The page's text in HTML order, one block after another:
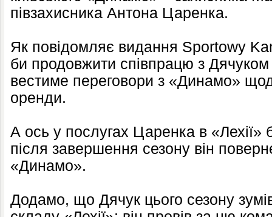
півзахисника Антона Царенка.
Як повідомляє видання Sportowy
би продовжити співпрацю з Дячуком
вестиме переговори з «Динамо»
оренди.
А ось у послугах Царенка в «Лехії»
після завершення сезону він
«Динамо».
Додамо, що Дячук цього сезону